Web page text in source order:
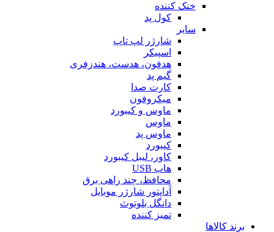
خنک کننده
کول پد
سایر
شارژر لپ تاپ
اسپیکر
هدفون، هدست، هندزفری
گیم پد
کارت صدا
میکروفون
ماوس و کیبورد
ماوس
ماوس پد
کیبورد
کاور، لیبل کیبورد
هاب USB
محافظ، چند راهی برق
آداپتور شارژر موبایل
دانگل بلوتوث
تمیز کننده
برند کالاها